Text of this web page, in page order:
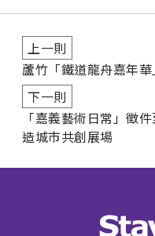
上一則
蘆竹「鐵道龍舟嘉年
下一則
「嘉義藝術日常」徵
造城市共創展場